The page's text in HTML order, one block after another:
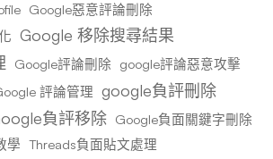
Google惡意評論刪除
Google 移除搜尋結果
Google評論刪除 google評論惡意攻擊
評論管理 google負評刪除
負評移除 Google負面關鍵字刪除
學 Threads負面貼文處理